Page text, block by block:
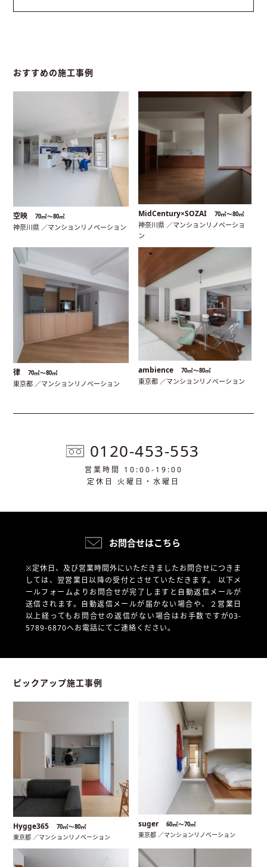
おすすめの施工事例
空映 70㎡〜80㎡
神奈川県 ／マンションリノベーション
MidCentury×SOZAI 70㎡〜80㎡
神奈川県 ／マンションリノベーショ
ン
律 70㎡〜80㎡
東京都 ／マンションリノベーション
ambience 70㎡〜80㎡
東京都 ／マンションリノベーション
0120-453-553
営業時間 10:00-19:00
定休日 火曜日・水曜日
お問合せはこちら
※定休日、及び営業時間外にいただきましたお問合せにつきま
しては、翌営業日以降の受付とさせていただきます。 以下メ
ールフォームよりお問合せが完了しますと自動返信メールが
送信されます。自動返信メールが届かない場合や、
２営業日
以上経ってもお問合せの返信がない場合はお手数ですが03-
5789-6870へお電話にてご連絡ください。
ピックアップ施工事例
Hygge365 70㎡〜80㎡
東京都 ／マンションリノベーション
suger 60㎡〜70㎡
東京都 ／マンションリノベーション